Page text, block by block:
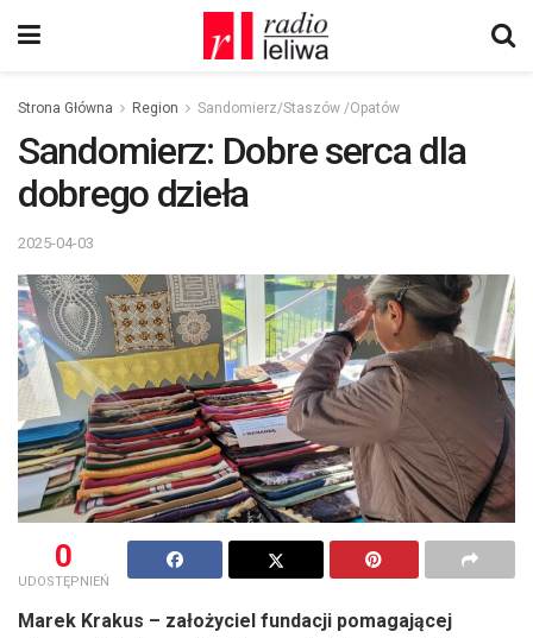
Strona Główna Region Sandomierz/Staszów /Opatów
Sandomierz: Dobre serca dla
dobrego dzieła
2025-04-03
0
UDOSTĘPNIEŃ
Marek Krakus – założyciel fundacji pomagającej